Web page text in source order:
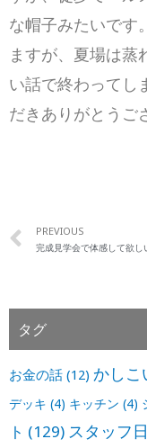
な帽子みたいです
ますが、夏場は蒸
い話で終わってし
だきありがとうご
PREVIOUS
完成見学会で体感して欲し
タグ
お金の話 (12) かしこ
デッキ (4) キッチン (4)
ト (129) スタッフ